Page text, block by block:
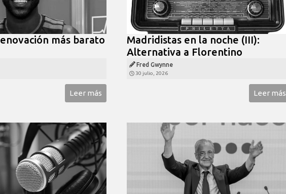
más barato
Leer más
Madridistas en la noche (III):
Alternativa a Florentino
Fred Gwynne
30 julio, 2026
Leer más